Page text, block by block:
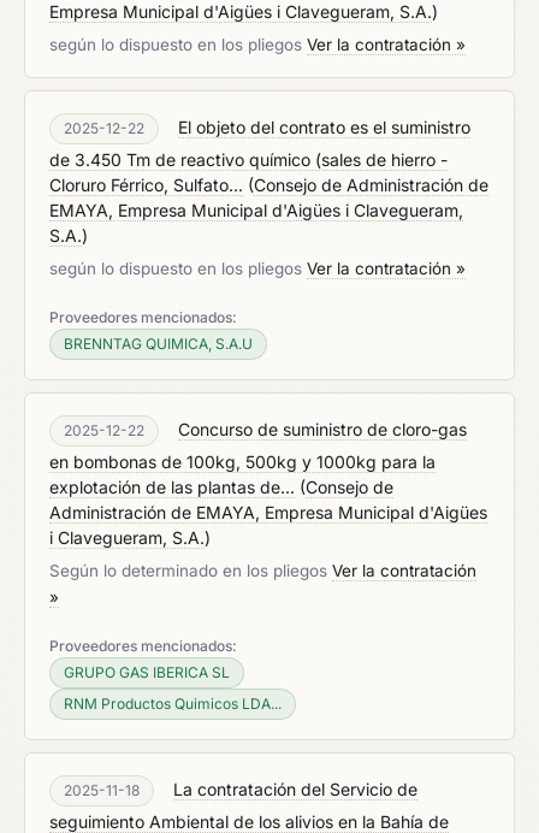
Empresa Municipal d'Aigües i Clavegueram, S.A.)
según lo dispuesto en los pliegos Ver la contratación »
2025-12-22
El objeto del contrato es el suministro
de 3.450 Tm de reactivo químico (sales de hierro -
Cloruro Férrico, Sulfato... (Consejo de Administración de
EMAYA, Empresa Municipal d'Aigües i Clavegueram,
S.A.)
según lo dispuesto en los pliegos Ver la contratación »
Proveedores mencionados:
BRENNTAG QUIMICA, S.A.U
2025-12-22
Concurso de suministro de cloro-gas
en bombonas de 100kg, 500kg y 1000kg para la
explotación de las plantas de... (Consejo de
Administración de EMAYA, Empresa Municipal d'Aigües
i Clavegueram, S.A.)
Según lo determinado en los pliegos Ver la contratación
»
Proveedores mencionados:
GRUPO GAS IBERICA SL
RNM Productos Quimicos LDA...
2025-11-18
La contratación del Servicio de
seguimiento Ambiental de los alivios en la Bahía de